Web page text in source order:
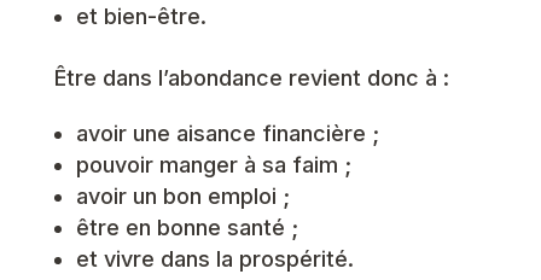
et bien-être.
Être dans l’abondance revient donc à :
avoir une aisance financière ;
pouvoir manger à sa faim ;
avoir un bon emploi ;
être en bonne santé ;
et vivre dans la prospérité.